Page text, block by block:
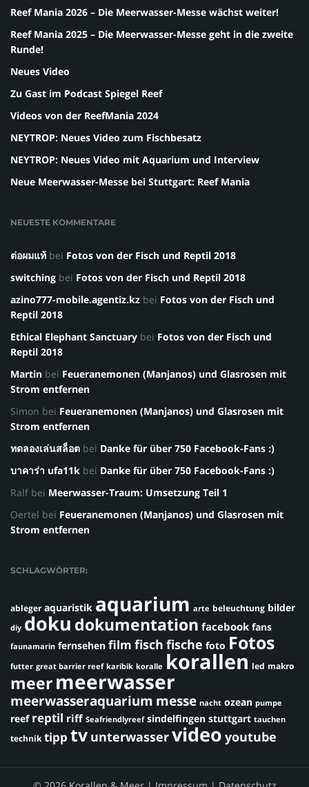
Reef Mania 2026 – Die Meerwasser-Messe wächst weiter!
Reef Mania 2025 – Die Meerwasser-Messe geht in die zweite
Runde!
Neues Video
Zu Gast im Podcast Spiegel Reef
Videos von der ReefMania 2024
NEYTROP: Neues Video zum Fischbesatz
NEYTROP: Neues Video mit Aquarium und Interview
Neue Meerwasser-Messe bei Stuttgart: Reef Mania
NEUESTE KOMMENTARE
ต่อผมแท้ bei Fotos von der Fisch und Reptil 2018
switching bei Fotos von der Fisch und Reptil 2018
azino777-mobile.agentiz.kz bei Fotos von der Fisch und
Reptil 2018
Ethical Elephant Sanctuary bei Fotos von der Fisch und
Reptil 2018
Martin bei Feueranemonen (Manjanos) und Glasrosen mit
Strom entfernen
Simon bei Feueranemonen (Manjanos) und Glasrosen mit
Strom entfernen
ทดลองเล่นสล็อต bei Danke für über 750 Facebook-Fans :)
บาคาร่า ufa11k bei Danke für über 750 Facebook-Fans :)
Ralf bei Meerwasser-Traum: Umsetzung Teil 1
Oertel bei Feueranemonen (Manjanos) und Glasrosen mit
Strom entfernen
SCHLAGWÖRTER:
ableger aquaristik aquarium arte beleuchtung bilder
diy doku dokumentation facebook fans
faunamarin fernsehen film fisch fische foto Fotos
futter great barrier reef karibik koralle korallen led makro
meermeerwasser
meerwasseraquarium messe nacht ozean pumpe
reef reptil riff Seafriendlyreef sindelfingen stuttgart tauchen
technik tipp tv unterwasservideo youtube